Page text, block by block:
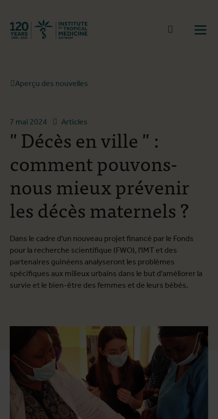
Retourner à la page d'accueil
go to
Aperçu des nouvelles
7 mai 2024 Articles
" Décès en ville " :
comment pouvons-
nous mieux prévenir
les décès maternels ?
Dans le cadre d'un nouveau projet financé par le Fonds
pour la recherche scientifique (FWO), l'IMT et des
partenaires guinéens analyseront les problèmes
spécifiques aux milieux urbains dans le but d'améliorer la
survie et le bien-être des femmes et de leurs bébés.